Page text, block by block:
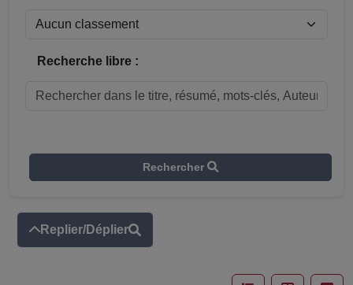
Recherche libre :
Rechercher
Replier/Déplier